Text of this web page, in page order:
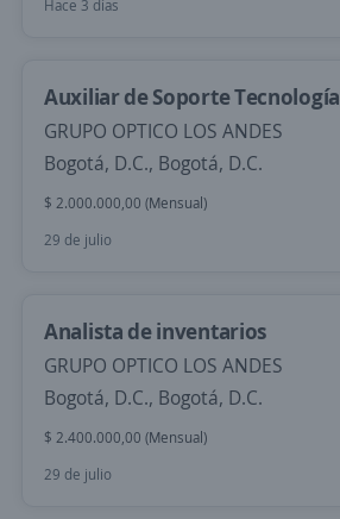
Hace 3 días
Auxiliar de Soporte Tecnología
GRUPO OPTICO LOS ANDES
Bogotá, D.C., Bogotá, D.C.
$ 2.000.000,00 (Mensual)
29 de julio
Analista de inventarios
GRUPO OPTICO LOS ANDES
Bogotá, D.C., Bogotá, D.C.
$ 2.400.000,00 (Mensual)
29 de julio